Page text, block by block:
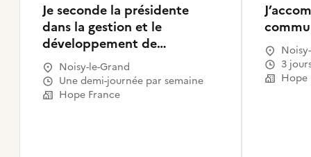
Je seconde la présidente
dans la gestion et le
développement de
l'association
Noisy-le-Grand
Une demi-journée par semaine
Hope France
Le
3
Hope